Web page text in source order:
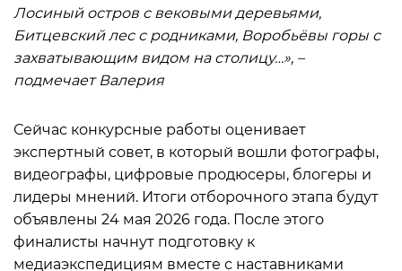
Лосиный остров с вековыми деревьями,
Битцевский лес с родниками, Воробьёвы горы с
захватывающим видом на столицу…», –
подмечает Валерия
Сейчас конкурсные работы оценивает
экспертный совет, в который вошли фотографы,
видеографы, цифровые продюсеры, блогеры и
лидеры мнений. Итоги отборочного этапа будут
объявлены 24 мая 2026 года. После этого
финалисты начнут подготовку к
медиаэкспедициям вместе с наставниками